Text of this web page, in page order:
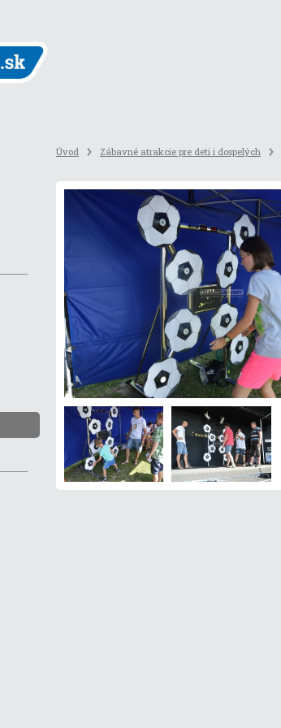
Úvod Zábavné atrakcie pre deti i dospelých